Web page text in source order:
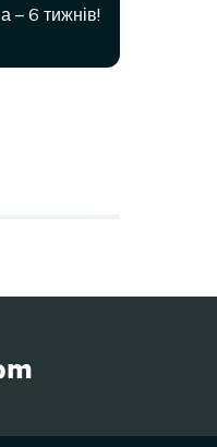
– 6 тижнів!